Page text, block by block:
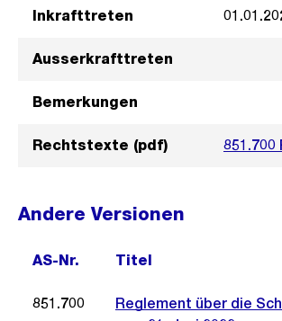
Inkrafttreten
Ausserkrafttreten
Bemerkungen
Rechtstexte (pdf)
Andere Versionen
AS-Nr. Titel
851.700
Reglement über die